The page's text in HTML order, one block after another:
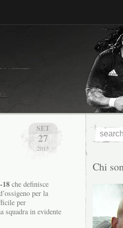
SET
27
2015
18 che definisce
per la
per
squadra in evidente
Chi